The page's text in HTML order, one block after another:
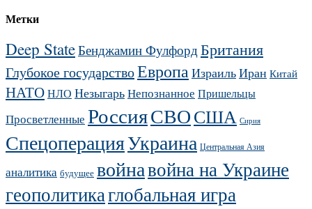
Метки
Deep StateБенджамин ФулфордБритания
Глубокое государствоЕвропаИзраильИран Китай
НАТОНЛО НезыгарьНепознанное Пришельцы
Просветленные РоссияСВОСША Сирия
СпецоперацияУкраина Центральная Азия
аналитика будущее войнавойна на Украине
геополитикаглобальная игра